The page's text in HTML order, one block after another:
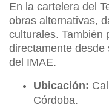
En la cartelera del
obras alternativas,
culturales. También
directamente desde
del IMAE.
Ubicación:
Córdoba.